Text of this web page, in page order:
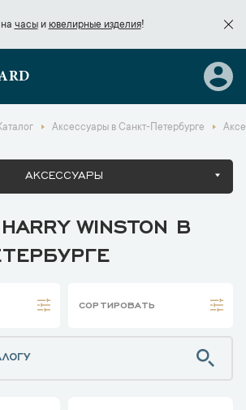
часыи ювелирные изделия!
начасы
Аксессуары в Санкт-Петербурге
АКСЕССУАРЫ
WINSTON В
СОРТИРОВАТЬ